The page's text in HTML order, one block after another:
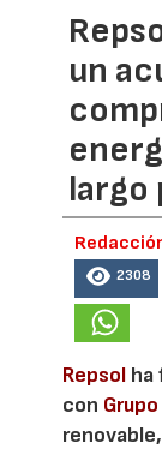
un
largo
2308
Repsol ha
con